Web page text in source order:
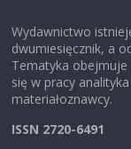
Wydawnictwo
dwumiesięcznik, a
Tematyka
się w pracy
materiałoznawcy.
ISSN 2720-6491